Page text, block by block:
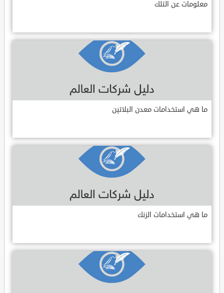
معلومات عن التلك
ما هي استخدامات معدن البلاتين
ما هي استخدامات الزنك